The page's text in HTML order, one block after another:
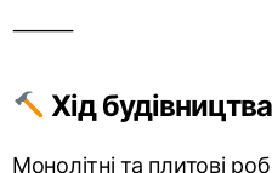
⸻
Хід
Монолітні та плитові